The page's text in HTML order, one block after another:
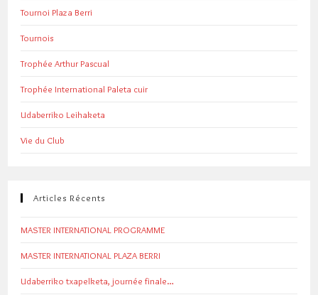
Tournoi Plaza Berri
Tournois
Trophée Arthur Pascual
Trophée International Paleta cuir
Udaberriko Leihaketa
Vie du Club
Articles Récents
MASTER INTERNATIONAL PROGRAMME
MASTER INTERNATIONAL PLAZA BERRI
Udaberriko txapelketa, journée finale…